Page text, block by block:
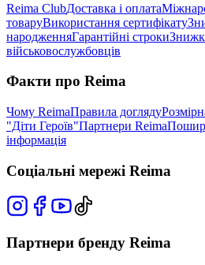
Reima ClubДоставка і оплата
товаруВикористання сертифікату
народженняГарантійні строки
військовослужбовців
Факти про Reima
Чому ReimaПравила догляду
"Діти Героїв"Партнери Reima
інформація
Соціальні мережі Reima
Партнери бренду Reima